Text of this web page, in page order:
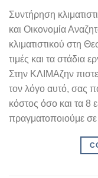
Συντήρηση
και Οικονομία
κλιματιστικού στη
τιμές και τα στάδια
Στην ΚΛΙΜΑζην
τον λόγο αυτό, σας
κόστος όσο και τα 8
πραγματοποιούμε